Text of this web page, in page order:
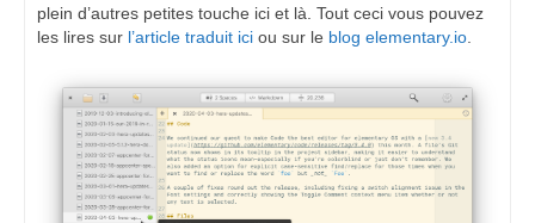
plein d’autres petites touche ici et là. Tout ceci vous pouvez
les lires sur l’article traduit ici ou sur le blog elementary.io